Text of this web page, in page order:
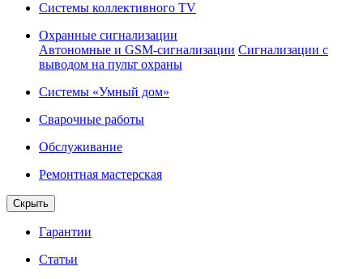
Системы коллективного TV
Охранные сигнализации
Автономные и GSM-сигнализации Сигнализации с
выводом на пульт охраны
Системы «Умный дом»
Сварочные работы
Обслуживание
Ремонтная мастерская
Скрыть
Гарантии
Статьи